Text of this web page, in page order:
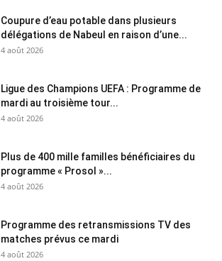
Coupure d’eau potable dans plusieurs
délégations de Nabeul en raison d’une...
4 août 2026
Ligue des Champions UEFA : Programme de
mardi au troisième tour...
4 août 2026
Plus de 400 mille familles bénéficiaires du
programme « Prosol »...
4 août 2026
Programme des retransmissions TV des
matches prévus ce mardi
4 août 2026